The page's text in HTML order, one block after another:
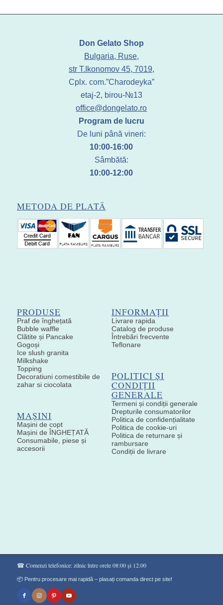
Don Gelato Shop
Bulgaria, Ruse,
str T.Ikonomov 45, 7019,
Cplx. com.”Charodeyka”
etaj-2, birou-№13
office@dongelato.ro
Program de lucru
De luni până vineri:
10:00-16:00
Sâmbătă:
10:00-12:00
METODA DE PLATĂ
PRODUSE
Praf de înghețată
Bubble waffle
Clătite și Pancake
Gogoși
Ice slush granita
Milkshake
Topping
Decoratiuni comestibile de
zahar si ciocolata
MAȘINI
Mașini de copt
Mașini de ÎNGHEȚATĂ
Consumabile, piese și
accesorii
INFORMAȚII
Livrare rapida
Catalog de produse
Întrebări frecvente
Teflonare
POLITICI ȘI
CONDIȚII
GENERALE
Termeni și condiții generale
Drepturile consumatorilor
Politica de confidențialitate
Politica de cookie-uri
Politica de returnare și
rambursare
Condiții de livrare
☎ Comenzi telefonice: zilnic între orele 08:00 și 12:00
📦 Pentru procesare mai rapidă – plasați comanda direct pe site!